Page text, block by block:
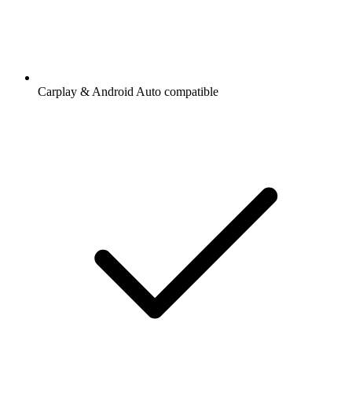
Carplay & Android Auto compatible